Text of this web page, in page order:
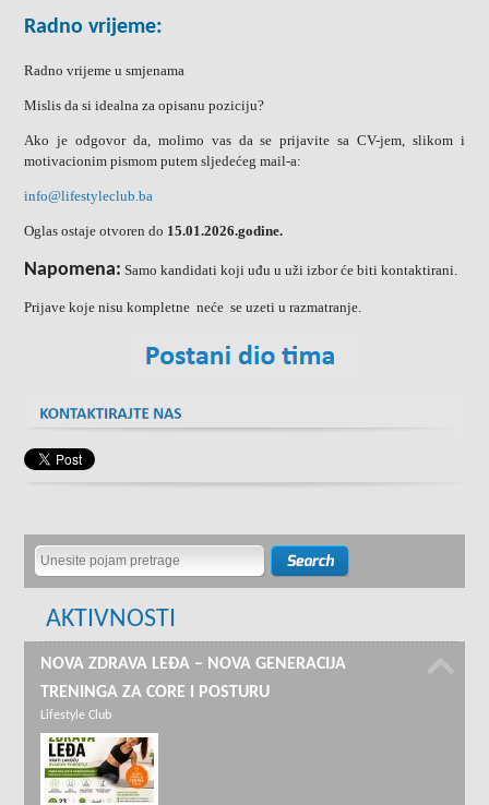
Radno vrijeme:
Radno vrijeme u smjenama
Mislis da si idealna za opisanu poziciju?
Ako je odgovor da, molimo vas da se prijavite sa CV-jem, slikom i
motivacionim pismom putem sljedećeg mail-a:
info@lifestyleclub.ba
Oglas ostaje otvoren do 15.01.2026.godine.
Napomena: Samo kandidati koji uđu u uži izbor će biti kontaktirani.
Prijave koje nisu kompletne neće se uzeti u razmatranje.
AKTIVNOSTI
NOVA ZDRAVA LEĐA – NOVA GENERACIJA
TRENINGA ZA CORE I POSTURU
Lifestyle Club